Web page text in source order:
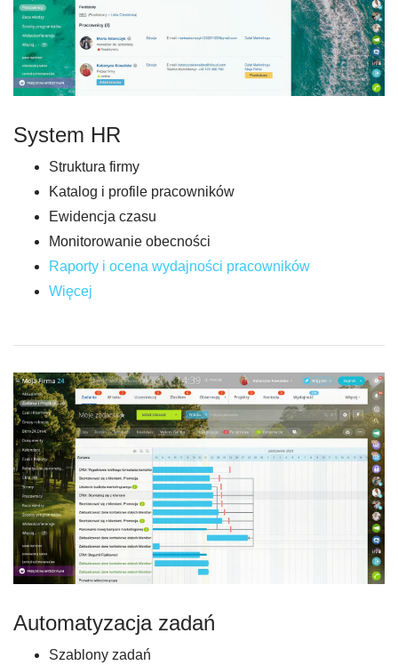
System HR
Struktura firmy
Katalog i profile pracowników
Ewidencja czasu
Monitorowanie obecności
Raporty i ocena wydajności pracowników
Więcej
Automatyzacja zadań
Szablony zadań